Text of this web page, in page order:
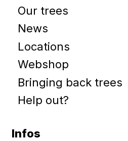
Our trees
News
Locations
Webshop
Bringing back trees
Help out?
Infos